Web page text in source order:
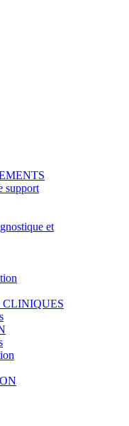
support
et
CLINIQUES